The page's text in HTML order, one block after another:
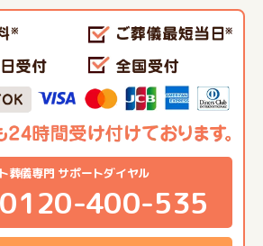
葬儀専門 サポートダイヤル
0120-400-535